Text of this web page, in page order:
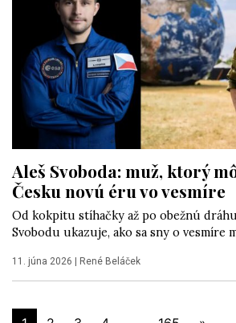
Aleš Svoboda: muž, ktorý
Česku novú éru vo vesmíre
Od kokpitu stíhačky až po obežnú
Svobodu ukazuje, ako sa sny o vesmíre
11. júna 2026 | René Beláček